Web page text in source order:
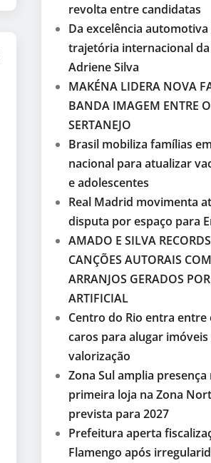
revolta entre candidatas
Da excelência
trajetória internacional
Adriene Silva
MAKÉNA LIDERA NOVA
BANDA IMAGEM ENTRE
SERTANEJO
Brasil mobiliza famílias
nacional para atualizar
e adolescentes
Real Madrid movimenta
disputa por espaço para
AMADO E SILVA
CANÇÕES AUTORAIS
ARRANJOS GERADOS
ARTIFICIAL
Centro do Rio entra entre
caros para alugar
valorização
Zona Sul amplia
primeira loja na Zona
prevista para 2027
Prefeitura aperta
Flamengo após